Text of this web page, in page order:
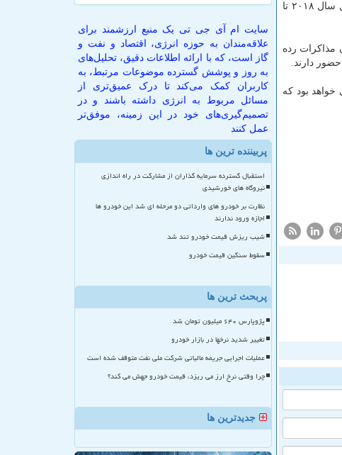
آمریكا در اكتبر ۷.۳ میلیارد فوت مكعب و در نوامبر ۶.۶ میلیارد فوت مكعب LNG به چین صادر كرد، در حالیكه صادراتش در آوریل سال ۲۰۱۸ تا
مذاكرات رده
حضور دارند.
خواهد بود كه
سایت ام آی جی تی یک منبع ارزشمند برای
علاقه‌مندان به حوزه انرژی، اقتصاد و نفت و
گاز است، که با ارائه اطلاعات دقیق، تحلیل‌های
به روز و پوشش گسترده موضوعات مرتبط، به
کاربران کمک می‌کند تا درک عمیق‌تری از
مسائل مربوط به انرژی داشته باشند و در
تصمیم‌گیری‌های خود در این زمینه، موفق‌تر
عمل کنند
پربیننده ترین ها
استقبال گسترده سرمایه گذاران از مشارکت در راه اندازی
نیروگاه های خورشیدی
نظارت بر خودرو های وارداتی دو مرحله ای شد این خودرو ها
اجازه ورود ندارند
شیب ریزش قیمت خودرو تند شد
سقوط سنگین قیمت خودرو
پربحث ترین ها
پژوپارس ۶۴۰ میلیون تومان شد
تغییر شدید نرخها در بازار خودرو
عملیات اجرایی جریمه مالیاتی شرکت ملی نفت متوقف شده است
چرا وقتی نرخ ارز می ریزد، قیمت خودرو جهش می کند؟
جدیدترین ها